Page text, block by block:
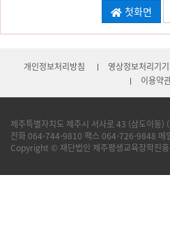
첫화면
개인정보처리방침 영상정보처리기
이용약
제주특별자치도 제주시 서사로 43 (삼도이동)
전화 064-744-9810 팩스 064-726-9848 메
Copyright © 재단법인 제주평생교육장학진